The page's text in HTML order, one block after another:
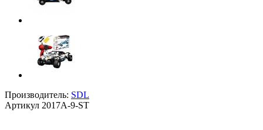
Производитель: SDL
Артикул 2017A-9-ST